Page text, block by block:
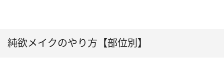
純欲メイクのやり方【部位別】